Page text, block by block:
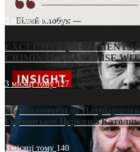
3 місяці тому213
EXCLUSIVE
CRIMINAL FRANCHISE
3 місяці тому127
Від віолончелі до
Грузинської Церкви з
3 місяці тому 140